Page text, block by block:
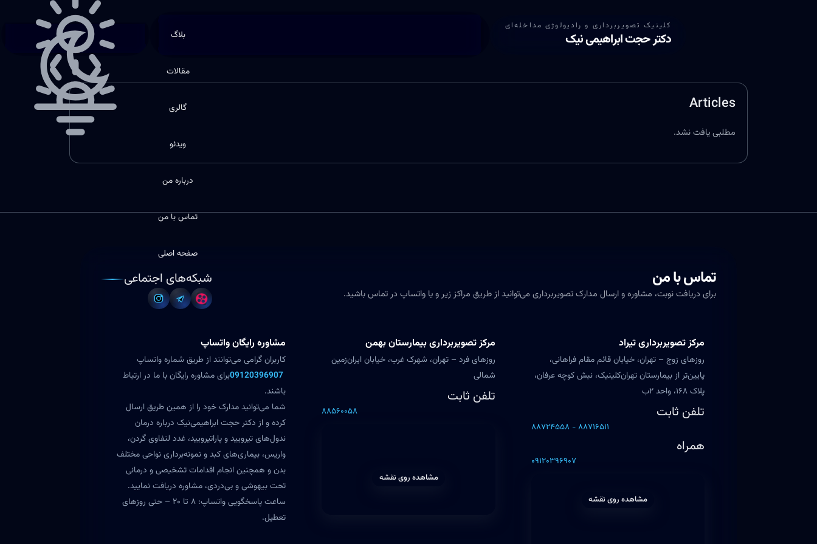
کلینیک تصویربرداری و رادیولوژی مداخله‌ای
دکتر حجت ابراهیمی نیک
انتخاب بخش
بلاگ
مقالات
گالری
ویدئو
درباره من
تماس با من
صفحه اصلی
Choose theme
Articles
مطلبی یافت نشد.
تماس با من
برای دریافت نوبت، مشاوره و ارسال مدارک تصویربرداری می‌توانید از طریق مراکز زیر و یا واتساپ در تماس باشید.
شبکه‌های اجتماعی
مرکز تصویربرداری تیراد
روزهای زوج – تهران، خیابان قائم مقام فراهانی،
پایین‌تر از بیمارستان تهران‌کلینیک، نبش کوچه عرفان،
پلاک ۱۶۸، واحد ۲ب
تلفن ثابت
۸۸۷۲۴۵۵۸ - ۸۸۷۱۶۵۱۱
همراه
۰۹۱۲۰۳۹۶۹۰۷
مشاهده روی نقشه
مرکز تصویربرداری بیمارستان بهمن
روزهای فرد – تهران، شهرک غرب، خیابان ایران‌زمین
شمالی
تلفن ثابت
۸۸۵۶۰۰۵۸
مشاهده روی نقشه
مشاوره رایگان واتساپ
کاربران گرامی می‌توانند از طریق شماره واتساپ
09120396907برای مشاوره رایگان با ما در ارتباط
باشند.
شما می‌توانید مدارک خود را از همین طریق ارسال
کرده و از دکتر حجت ابراهیمی‌نیک درباره درمان
ندول‌های تیرویید و پاراتیرویید، غدد لنفاوی گردن،
واریس، بیماری‌های کبد و نمونه‌برداری نواحی مختلف
بدن و همچنین انجام اقدامات تشخیصی و درمانی
تحت بیهوشی و بی‌دردی، مشاوره دریافت نمایید.
ساعت پاسخگویی واتساپ: ۸ تا ۲۰ – حتی روزهای
تعطیل.